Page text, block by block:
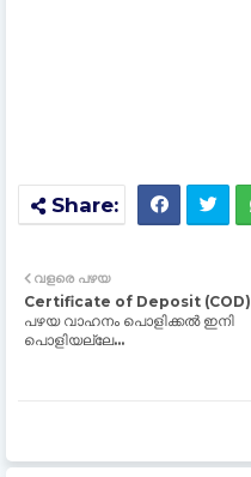
വളരെ പഴയ
Certificate of Deposit (COD)
പഴയ വാഹനം പൊളിക്കൽ ഇനി
പൊളിയല്ലേ...